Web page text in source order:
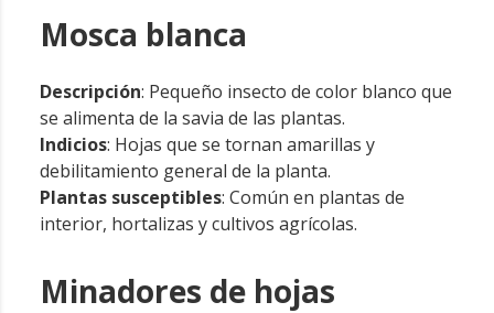
Mosca blanca
Descripción: Pequeño insecto de color blanco que
se alimenta de la savia de las plantas.
Indicios: Hojas que se tornan amarillas y
debilitamiento general de la planta.
Plantas susceptibles: Común en plantas de
interior, hortalizas y cultivos agrícolas.
Minadores de hojas